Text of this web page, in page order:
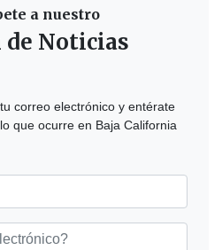
a nuestro
Noticias
correo electrónico y entérate
que ocurre en Baja California